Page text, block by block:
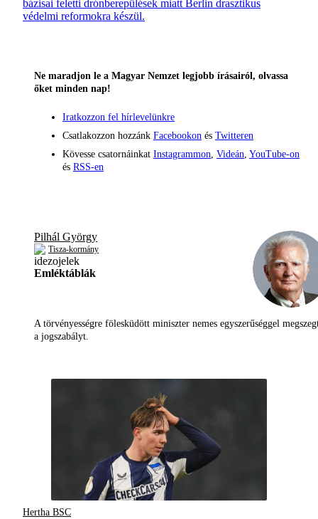
bázisai feletti drónberepülések miatt Berlin drasztikus
védelmi reformokra készül.
Ne maradjon le a Magyar Nemzet legjobb írásairól, olvassa
őket minden nap!
Iratkozzon fel hírlevelünkre
Csatlakozzon hozzánk Facebookon és Twitteren
Kövesse csatornáinkat Instagrammon Videán YouTube-on
és RSS-en
Pilhál György
Tisza-kormány
Emléktáblák
A törvényességre fölesküdött miniszter nemes egyszerűséggel
a jogszabályt.
Hertha BSC